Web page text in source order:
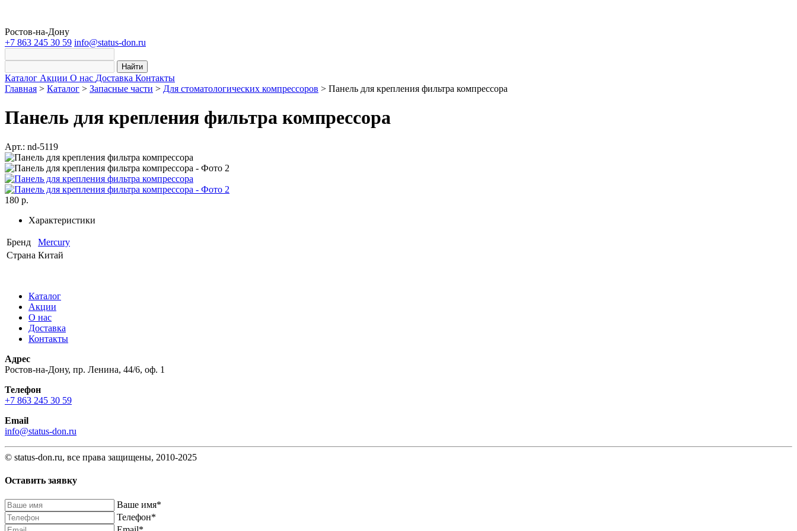
Ростов-на-Дону
+7 863 245 30 59 info@status-don.ru
Найти
Каталог Акции О нас Доставка Контакты
Главная > Каталог > Запасные части > Для стоматологических компрессоров > Панель для крепления фильтра компрессора
Панель для крепления фильтра компрессора
Арт.: nd-5119
180 р.
Характеристики
Бренд
Mercury
Страна Китай
Каталог
Акции
О нас
Доставка
Контакты
Адрес
Ростов-на-Дону, пр. Ленина, 44/6, оф. 1
Телефон
+7 863 245 30 59
Email
info@status-don.ru
© status-don.ru, все права защищены, 2010-2025
Оставить заявку
Baшe имя*
Телефон*